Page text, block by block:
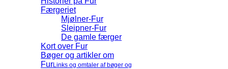
Færgeriet
Mjølner-Fur
Sleipner-Fur
De gamle færger
Kort over Fur
Bøger og artikler om
FurLinks og omtaler af bøger og